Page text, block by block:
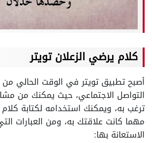
كلام يرضي الزعلان تويتر
أصبح تطبيق تويتر في الوقت الحالي من
التواصل الاجتماعي، حيث يمكنك من
ترغب به، ويمكنك استخدامه لكتابة كلام
مهما كانت علاقتك به، ومن العبارات
الاستعانة بها: